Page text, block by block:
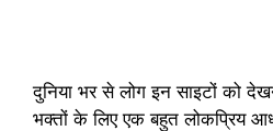
दुनिया भर से लोग इन साइटों को
भक्तों के लिए एक बहुत लोकप्रिय